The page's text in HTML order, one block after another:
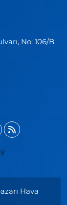
No: 106/B
Hava